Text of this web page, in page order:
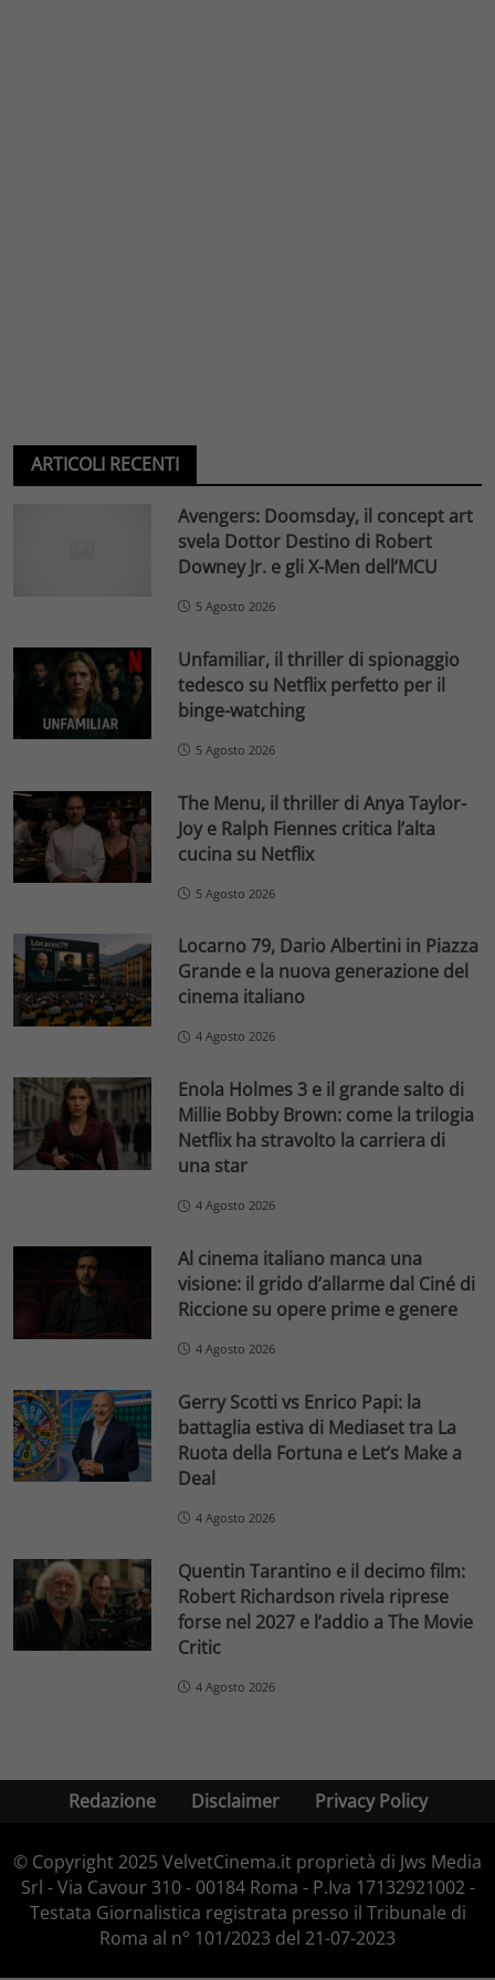
ARTICOLI RECENTI
Avengers: Doomsday, il concept art
svela Dottor Destino di Robert
Downey Jr. e gli X-Men dell’MCU
5 Agosto 2026
Unfamiliar, il thriller di spionaggio
tedesco su Netflix perfetto per il
binge-watching
5 Agosto 2026
The Menu, il thriller di Anya Taylor-
Joy e Ralph Fiennes critica l’alta
cucina su Netflix
5 Agosto 2026
Locarno 79, Dario Albertini in Piazza
Grande e la nuova generazione del
cinema italiano
4 Agosto 2026
Enola Holmes 3 e il grande salto di
Millie Bobby Brown: come la trilogia
Netflix ha stravolto la carriera di
una star
4 Agosto 2026
Al cinema italiano manca una
visione: il grido d’allarme dal Ciné di
Riccione su opere prime e genere
4 Agosto 2026
Gerry Scotti vs Enrico Papi: la
battaglia estiva di Mediaset tra La
Ruota della Fortuna e Let’s Make a
Deal
4 Agosto 2026
Quentin Tarantino e il decimo film:
Robert Richardson rivela riprese
forse nel 2027 e l’addio a The Movie
Critic
4 Agosto 2026
Redazione Disclaimer Privacy Policy
© Copyright 2025 VelvetCinema.it proprietà di Jws Media
Srl - Via Cavour 310 - 00184 Roma - P.Iva 17132921002 -
Testata Giornalistica registrata presso il Tribunale di
Roma al n° 101/2023 del 21-07-2023